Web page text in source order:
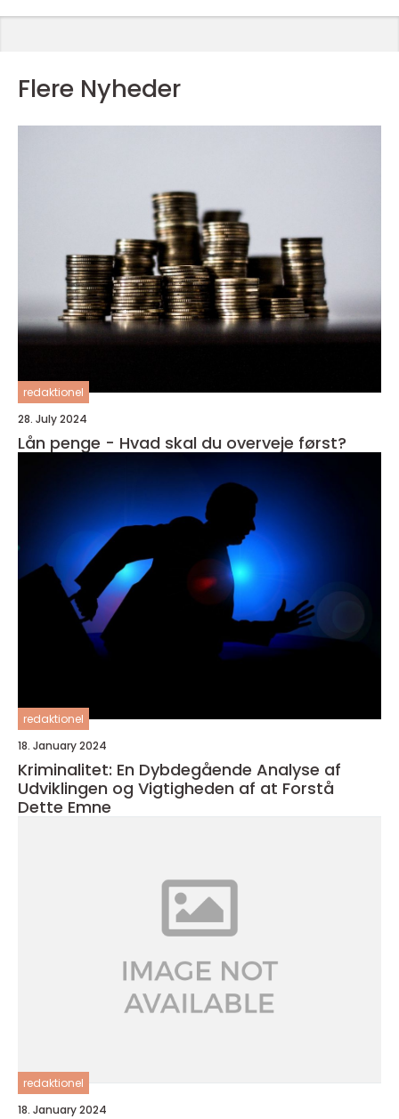
Flere Nyheder
redaktionel
28. July 2024
Lån penge - Hvad skal du overveje først?
redaktionel
18. January 2024
Kriminalitet: En Dybdegående Analyse af
Udviklingen og Vigtigheden af at Forstå
Dette Emne
redaktionel
18. January 2024